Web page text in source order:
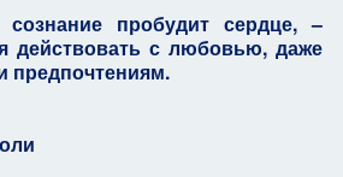
пробудит сердце, –
действовать с любовью, даже
предпочтениям.